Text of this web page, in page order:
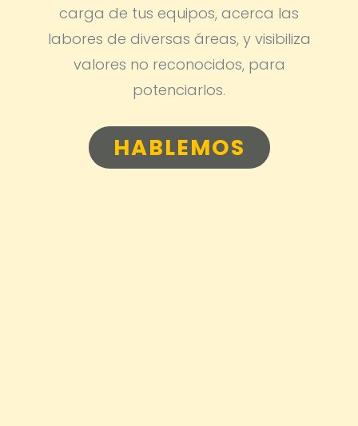
carga de tus equipos, acerca las
labores de diversas áreas, y visibiliza
valores no reconocidos, para
potenciarlos.
HABLEMOS